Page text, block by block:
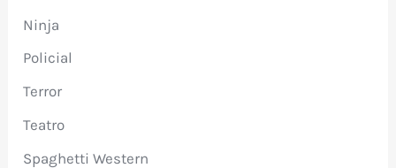
Ninja
Policial
Terror
Teatro
Spaghetti Western